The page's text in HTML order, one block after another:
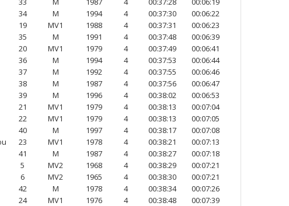
34 M 1994 4 00:37:30
00:06:22
19 MV1 1988 4 00:37:31
00:06:23
35 M 1991 4 00:37:48
00:06:39
20 MV1 1979 4 00:37:49
00:06:41
36 M 1994 4 00:37:53
00:06:44
37 M 1992 4 00:37:55
00:06:46
38 M 1987 4 00:37:56
00:06:47
39 M 1996 4 00:38:02
00:06:53
21 MV1 1979 4 00:38:13
00:07:04
22 MV1 1979 4 00:38:13
00:07:05
40 M 1997 4 00:38:17
00:07:08
23 MV1 1978 4 00:38:21
00:07:13
41 M 1987 4 00:38:27
00:07:18
5 MV2 1968 4 00:38:29
00:07:21
6 MV2 1965 4 00:38:30
00:07:21
42 M 1978 4 00:38:34
00:07:26
24 MV1 1976 4 00:38:48
00:07:39